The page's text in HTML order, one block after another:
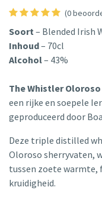
(0
Soort– Blended Irish
Inhoud– 70cl
Alcohol– 43%
The Whistler Oloroso
een rijke en soepele
geproduceerd door
Deze triple distilled
Oloroso sherryvaten,
tussen zoete warmte,
kruidigheid.